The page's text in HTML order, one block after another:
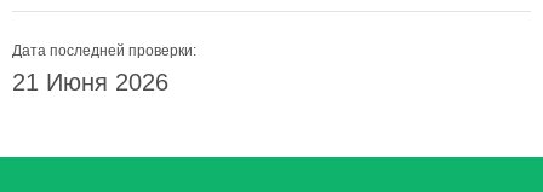
Дата последней проверки:
21 Июня 2026